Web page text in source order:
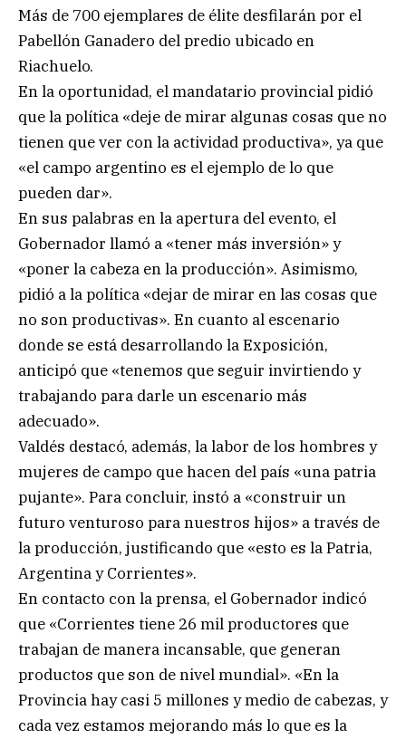
Más de 700 ejemplares de élite desfilarán por el
Pabellón Ganadero del predio ubicado en
Riachuelo.
En la oportunidad, el mandatario provincial pidió
que la política «deje de mirar algunas cosas que no
tienen que ver con la actividad productiva», ya que
«el campo argentino es el ejemplo de lo que
pueden dar».
En sus palabras en la apertura del evento, el
Gobernador llamó a «tener más inversión» y
«poner la cabeza en la producción». Asimismo,
pidió a la política «dejar de mirar en las cosas que
no son productivas». En cuanto al escenario
donde se está desarrollando la Exposición,
anticipó que «tenemos que seguir invirtiendo y
trabajando para darle un escenario más
adecuado».
Valdés destacó, además, la labor de los hombres y
mujeres de campo que hacen del país «una patria
pujante». Para concluir, instó a «construir un
futuro venturoso para nuestros hijos» a través de
la producción, justificando que «esto es la Patria,
Argentina y Corrientes».
En contacto con la prensa, el Gobernador indicó
que «Corrientes tiene 26 mil productores que
trabajan de manera incansable, que generan
productos que son de nivel mundial». «En la
Provincia hay casi 5 millones y medio de cabezas, y
cada vez estamos mejorando más lo que es la